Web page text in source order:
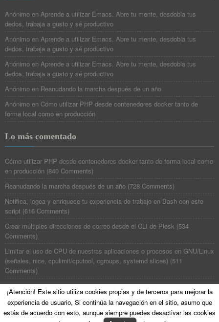
Anónimo en Aprende a utilizar Emacs. Abre tu mente, desdobla tus
dedos, trabaja a gusto y sé productivo
Anónimo en Aprende a utilizar Emacs. Abre tu mente, desdobla tus
dedos, trabaja a gusto y sé productivo
Anónimo en Aprende a utilizar Emacs. Abre tu mente, desdobla tus
dedos, trabaja a gusto y sé productivo
Anónimo en Reanudando la marcha después de un año
Anónimo en Cómo utilizar PHP desde contenedores docker tanto de
forma local como en producción
Lo más comentado
Cómo utilizar PHP desde contenedores docker tanto de forma local como
en producción (840 Comments)
Reanudando la marcha después de un año (728 Comments)
Notifica, logea y enriquece tu experiencia de trabajo en Bash con este
script (616 Comments)
Crear múltiples direcciones de correo desde el CLI de Plesk (534
Comments)
Limitar el uso de CPU de nuestras aplicaciones o procesos en GNU/Linux
(señales, nice, cpulimit/cputool, cgroups, systemd slices) (511
Comments)
©Poesía BinariaAll Rights Reserved. Theme zAlive by zenoven.
¡Atención! Este sitio utiliza cookies propias y de terceros para mejorar la
experiencia de usuario, Si continúa la navegación en el sitio, asumo que
estás de acuerdo con esto, aunque siempre puedes desactivar las cookies